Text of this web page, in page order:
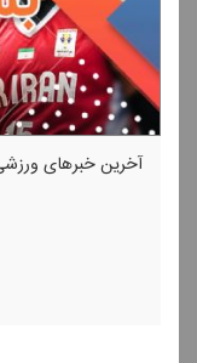
آخرین خبرهای